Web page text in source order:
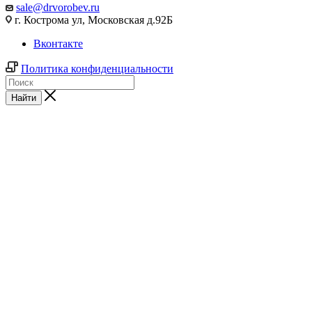
sale@drvorobev.ru
г. Кострома ул, Московская д.92Б
Вконтакте
Политика конфиденциальности
Найти